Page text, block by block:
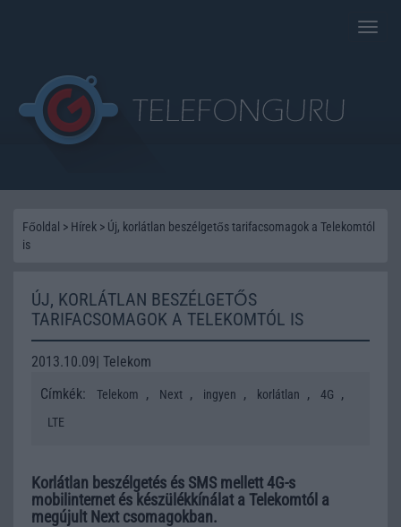
Toggle
Főoldal > Hírek > Új, korlátlan beszélgetős tarifacsomagok a Telekomtól
is
ÚJ, KORLÁTLAN BESZÉLGETŐS
TARIFACSOMAGOK A TELEKOMTÓL IS
2013.10.09| Telekom
Címkék:
Telekom , Next , ingyen , korlátlan , 4G ,
LTE
Korlátlan beszélgetés és SMS mellett 4G-s
mobilinternet és készülékkínálat a Telekomtól a
megújult Next csomagokban.